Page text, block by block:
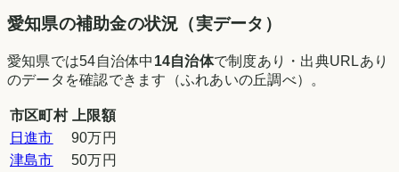
愛知県の補助金の状況（実データ）
愛知県では54自治体中 14自治体で制度あり・出典URLあり
のデータを確認できます（ふれあいの丘調べ）。
市区町村
上限額
日進市
90万円
津島市
50万円